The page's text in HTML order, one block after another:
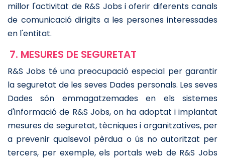
millor l'activitat de R&S Jobs i oferir diferents canals
de comunicació dirigits a les persones interessades
en l'entitat.
7. MESURES DE SEGURETAT
R&S Jobs té una preocupació especial per garantir
la seguretat de les seves Dades personals. Les seves
Dades són emmagatzemades en els sistemes
d'informació de R&S Jobs, on ha adoptat i implantat
mesures de seguretat, tècniques i organitzatives, per
a prevenir qualsevol pèrdua o ús no autoritzat per
tercers, per exemple, els portals web de R&S Jobs